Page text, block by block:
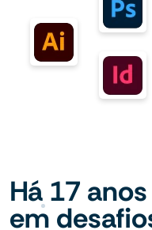
Há 17
em